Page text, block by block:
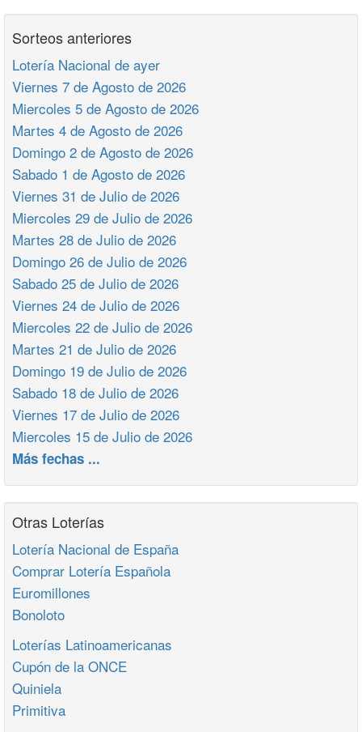
Sorteos anteriores
Lotería Nacional de ayer
Viernes 7 de Agosto de 2026
Miercoles 5 de Agosto de 2026
Martes 4 de Agosto de 2026
Domingo 2 de Agosto de 2026
Sabado 1 de Agosto de 2026
Viernes 31 de Julio de 2026
Miercoles 29 de Julio de 2026
Martes 28 de Julio de 2026
Domingo 26 de Julio de 2026
Sabado 25 de Julio de 2026
Viernes 24 de Julio de 2026
Miercoles 22 de Julio de 2026
Martes 21 de Julio de 2026
Domingo 19 de Julio de 2026
Sabado 18 de Julio de 2026
Viernes 17 de Julio de 2026
Miercoles 15 de Julio de 2026
Más fechas ...
Otras Loterías
Lotería Nacional de España
Comprar Lotería Española
Euromillones
Bonoloto
Loterías Latinoamericanas
Cupón de la ONCE
Quiniela
Primitiva